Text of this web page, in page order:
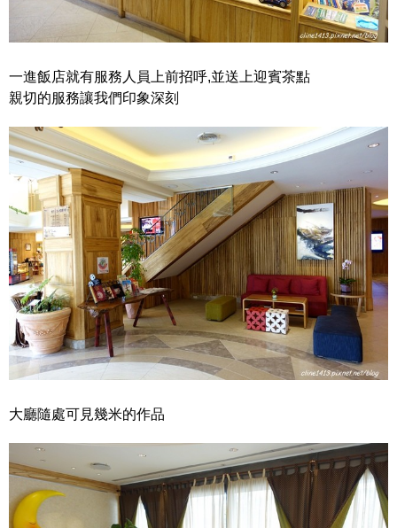
一進飯店就有服務人員上前招呼,並送上迎賓茶點
親切的服務讓我們印象深刻
大廳隨處可見幾米的作品